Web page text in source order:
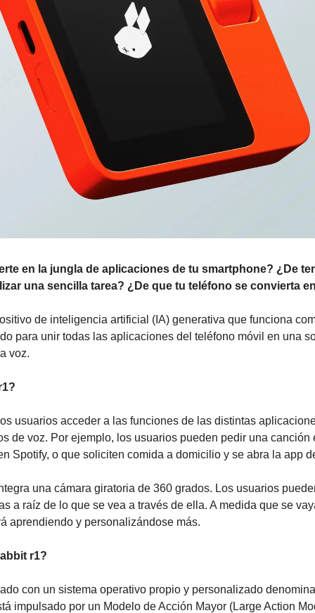
en la jungla de aplicaciones de tu smartphone? ¿De
una sencilla tarea? ¿De que tu teléfono se convierta
de inteligencia artificial (IA) generativa que funciona
para unir todas las aplicaciones del teléfono móvil en una
voz.
usuarios acceder a las funciones de las distintas
de voz. Por ejemplo, los usuarios pueden pedir una canción
Spotify, o que soliciten comida a domicilio y se abra la app
una cámara giratoria de 360 grados. Los usuarios
a raíz de lo que se vea a través de ella. A medida que se
aprendiendo y personalizándose más.
r1?
con un sistema operativo propio y personalizado
impulsado por un Modelo de Acción Mayor (Large Action